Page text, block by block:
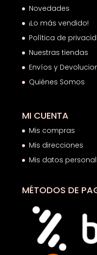
Novedades
¡Lo más vendido!
Política de
Nuestras tiendas
Envíos y
Quiénes Somos
MI CUENTA
Mis compras
Mis direcciones
Mis datos
MÉTODOS DE